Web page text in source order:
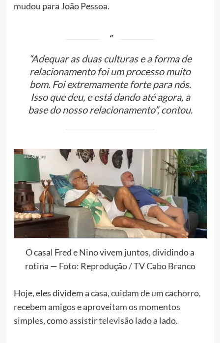
mudou para João Pessoa.
“Adequar as duas culturas e a forma de
relacionamento foi um processo muito
bom. Foi extremamente forte para nós.
Isso que deu, e está dando até agora, a
base do nosso relacionamento”, contou.
O casal Fred e Nino vivem juntos, dividindo a
rotina — Foto: Reprodução / TV Cabo Branco
Hoje, eles dividem a casa, cuidam de um cachorro,
recebem amigos e aproveitam os momentos
simples, como assistir televisão lado a lado.